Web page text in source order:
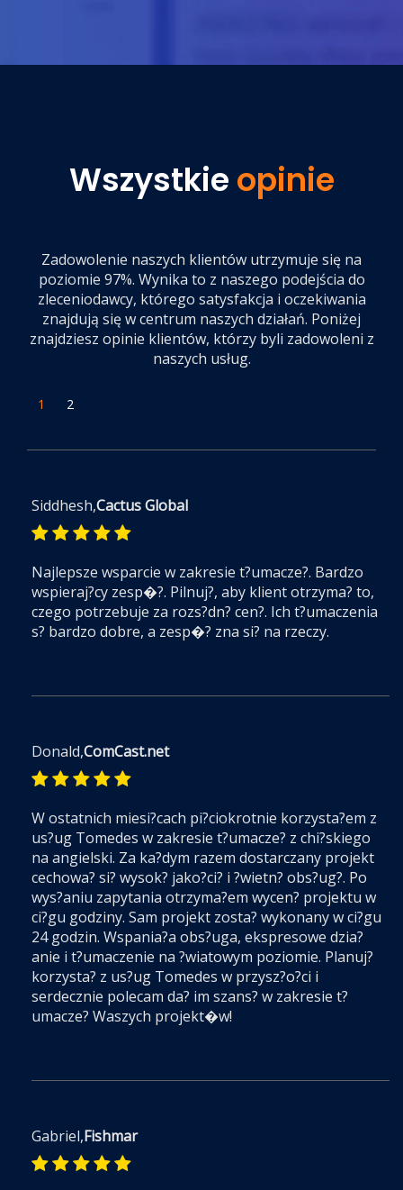
Wszystkie opinie
Zadowolenie naszych klientów utrzymuje się na
poziomie 97%. Wynika to z naszego podejścia do
zleceniodawcy, którego satysfakcja i oczekiwania
znajdują się w centrum naszych działań. Poniżej
znajdziesz opinie klientów, którzy byli zadowoleni z
naszych usług.
1 2
Siddhesh,Cactus Global
Najlepsze wsparcie w zakresie t?umacze?. Bardzo
wspieraj?cy zesp�?. Pilnuj?, aby klient otrzyma? to,
czego potrzebuje za rozs?dn? cen?. Ich t?umaczenia
s? bardzo dobre, a zesp�? zna si? na rzeczy.
Donald,ComCast.net
W ostatnich miesi?cach pi?ciokrotnie korzysta?em z
us?ug Tomedes w zakresie t?umacze? z chi?skiego
na angielski. Za ka?dym razem dostarczany projekt
cechowa? si? wysok? jako?ci? i ?wietn? obs?ug?. Po
wys?aniu zapytania otrzyma?em wycen? projektu w
ci?gu godziny. Sam projekt zosta? wykonany w ci?gu
24 godzin. Wspania?a obs?uga, ekspresowe dzia?
anie i t?umaczenie na ?wiatowym poziomie. Planuj?
korzysta? z us?ug Tomedes w przysz?o?ci i
serdecznie polecam da? im szans? w zakresie t?
umacze? Waszych projekt�w!
Gabriel,Fishmar